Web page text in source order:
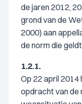
de jaren 2012,
grond van de
2000) aan
de norm die
1.2.1.
Op 22 april
opdracht van de